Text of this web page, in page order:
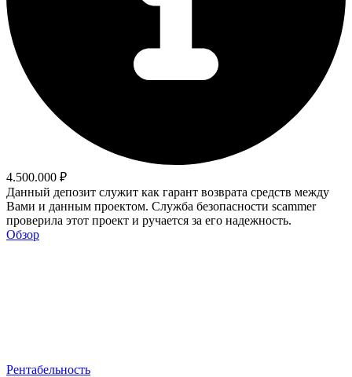
4.500.000 ₽
Данный депозит служит как гарант возврата средств между
Вами и данным проектом. Служба безопасности scammer
проверила этот проект и ручается за его надежность.
Обзор
Рентабельность